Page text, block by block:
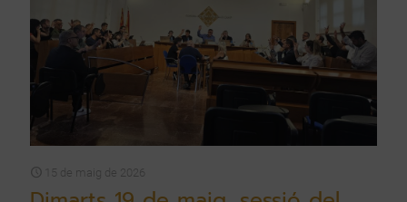
15 de maig de 2026